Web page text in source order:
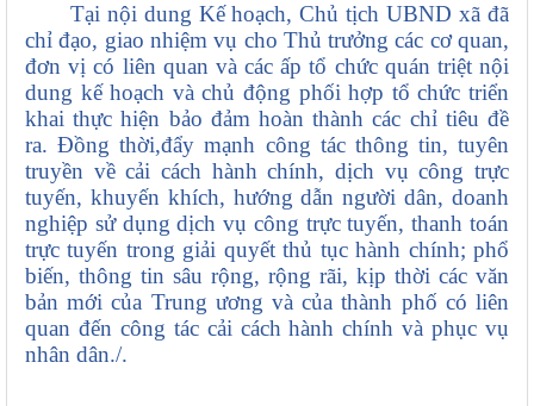
Tại nội dung Kế hoạch, Chủ tịch UBND xã đã
chỉ đạo, giao nhiệm vụ cho Thủ trưởng các cơ quan,
đơn vị có liên quan và các ấp tổ chức quán triệt nội
dung kế hoạch và chủ động phối hợp tổ chức triển
khai thực hiện bảo đảm hoàn thành các chỉ tiêu đề
ra. Đồng thời,đẩy mạnh công tác thông tin, tuyên
truyền về cải cách hành chính, dịch vụ công trực
tuyến, khuyến khích, hướng dẫn người dân, doanh
nghiệp sử dụng dịch vụ công trực tuyến, thanh toán
trực tuyến trong giải quyết thủ tục hành chính; phổ
biến, thông tin sâu rộng, rộng rãi, kịp thời các văn
bản mới của Trung ương và của thành phố có liên
quan đến công tác cải cách hành chính và phục vụ
nhân dân./.